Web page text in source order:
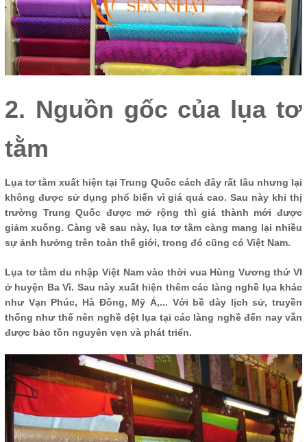
2. Nguồn gốc của lụa tơ
tằm
Lụa tơ tằm xuất hiện tại Trung Quốc cách đây rất lâu nhưng lại
không được sử dụng phổ biến vì giá quá cao. Sau này khi thị
trường Trung Quốc được mở rộng thì giá thành mới được
giảm xuống. Càng về sau này, lụa tơ tằm càng mang lại nhiều
sự ảnh hưởng trên toàn thế giới, trong đó cũng có Việt Nam.
Lụa tơ tằm du nhập Việt Nam vào thời vua Hùng Vương thứ VI
ở huyện Ba Vì. Sau này xuất hiện thêm các làng nghề lụa khác
như Vạn Phúc, Hà Đông, Mỹ Á,... Với bề dày lịch sử, truyền
thống như thế nên nghề dệt lụa tại các làng nghề đến nay vẫn
được bảo tồn nguyên vẹn và phát triển.